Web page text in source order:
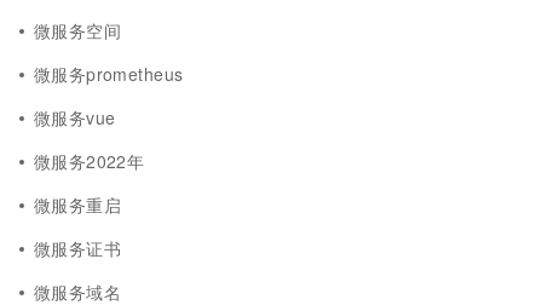
微服务空间
微服务prometheus
微服务vue
微服务2022年
微服务重启
微服务证书
微服务域名